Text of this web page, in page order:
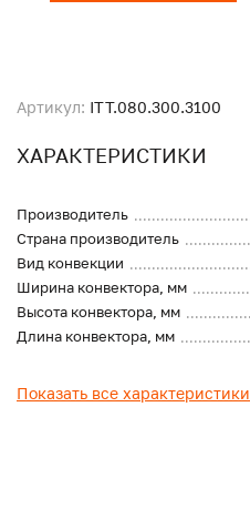
Артикул: ITT.080.300.3100
ХАРАКТЕРИСТИКИ
Производитель
Страна производитель
Вид конвекции
Ширина конвектора, мм
Высота конвектора, мм
Длина конвектора, мм
Показать все характеристики